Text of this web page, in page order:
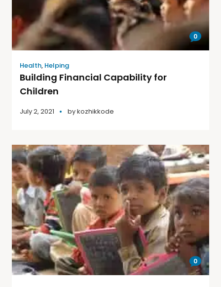
0
Health, Helping
Building Financial Capability for
Children
July 2, 2021 bykozhikkode
0